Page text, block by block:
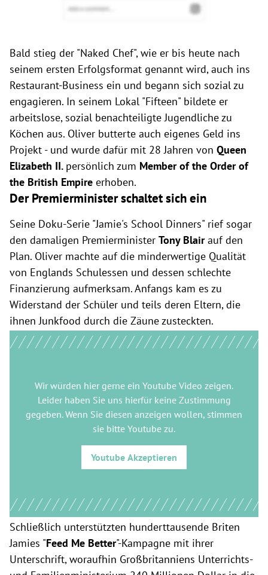
Bald stieg der "Naked Chef", wie er bis heute nach
seinem ersten Erfolgsformat genannt wird, auch ins
Restaurant-Business ein und begann sich sozial zu
engagieren. In seinem Lokal "Fifteen" bildete er
arbeitslose, sozial benachteiligte Jugendliche zu
Köchen aus. Oliver butterte auch eigenes Geld ins
Projekt - und wurde dafür mit 28 Jahren von Queen
Elizabeth II. persönlich zum Member of the Order of
the British Empire erhoben.
Der Premierminister schaltet sich ein
Seine Doku-Serie "Jamie's School Dinners" rief sogar
den damaligen Premierminister Tony Blairauf den
Plan. Oliver machte auf die minderwertige Qualität
von Englands Schulessen und dessen schlechte
Finanzierung aufmerksam. Anfangs kam es zu
Widerstand der Schüler und teils deren Eltern, die
ihnen Junkfood durch die Zäune zusteckten.
Wir würden hier gerne ein Youtube Video zeigen.
Leider haben Sie uns hierfür keine Zustimmung
gegeben. Wenn Sie diesen anzeigen wollen, stimmen
sie bitte Youtube zu.
Youtube Akzeptieren
Schließlich unterstützten hunderttausende Briten
Jamies "Feed Me Better"-Kampagne mit ihrer
Unterschrift, woraufhin Großbritanniens Unterrichts-